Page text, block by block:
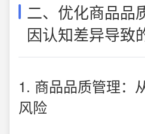
二、优化商品品
因认知差异导致
1. 商品品质管理：
风险